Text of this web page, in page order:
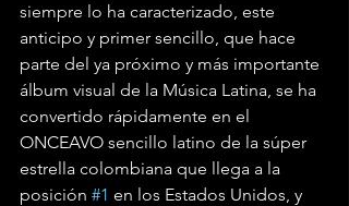
siempre lo ha caracterizado, este
anticipo y primer sencillo, que hace
parte del ya próximo y más importante
álbum visual de la Música Latina, se ha
convertido rápidamente en el
ONCEAVO sencillo latino de la súper
estrella colombiana que llega a la
posición #1 en los Estados Unidos, y